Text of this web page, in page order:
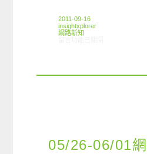
2011-09-16
insightxplorer
網路新知
05/26-06/01